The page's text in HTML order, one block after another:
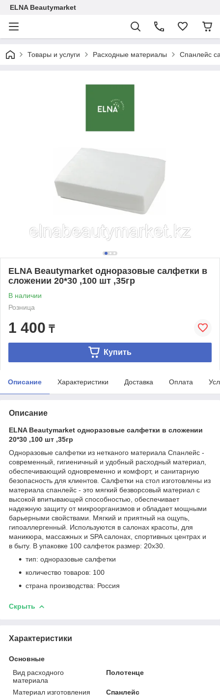
ELNA Beautymarket
Товары и услуги Расходные материалы Спанлейс
ELNA Beautymarket одноразовые салфетки в
сложении 20*30 ,100 шт ,35гр
В наличии
Розница
1 400 ₸
Купить
Описание Характеристики Доставка Оплата
Описание
ELNA Beautymarket одноразовые салфетки в сложении
20*30 ,100 шт ,35гр
Одноразовые салфетки из нетканого материала Спанлейс -
современный, гигиеничный и удобный расходный материал,
обеспечивающий одновременно и комфорт, и санитарную
безопасность для клиентов. Салфетки на стол изготовлены из
материала спанлейс - это мягкий безворсовый материал с
высокой впитывающей способностью, обеспечивает
надежную защиту от микроорганизмов и обладает мощными
барьерными свойствами. Мягкий и приятный на ощупь,
гипоаллергенный. Используются в салонах красоты, для
маникюра, массажных и SPA салонах, спортивных центрах и
в быту. В упаковке 100 салфеток размер: 20х30.
тип: одноразовые салфетки
количество товаров: 100
страна производства: Россия
Скрыть
Характеристики
Основные
Вид расходного
материала
Полотенце
Материал изготовления
Спанлейс